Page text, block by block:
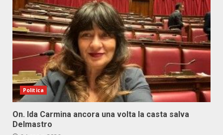
Politica
On. Ida Carmina ancora una volta la casta salva
Delmastro